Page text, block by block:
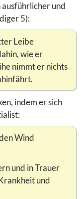
und
5):
Leibe
wie er
nimmt er nichts
indem er sich
Wind
und in Trauer
und